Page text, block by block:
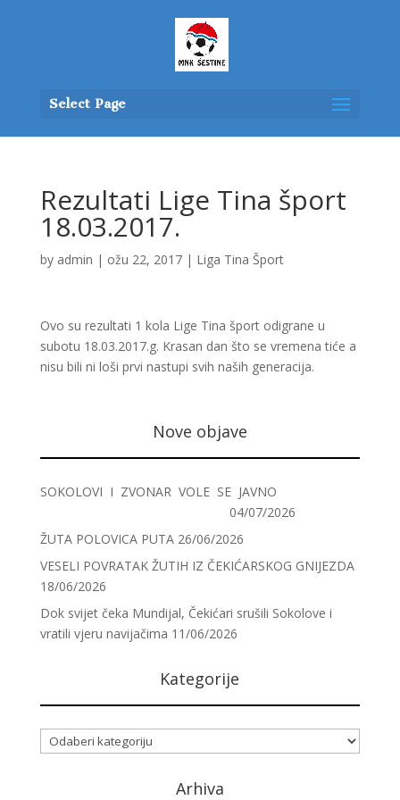
Select Page
Rezultati Lige Tina šport
18.03.2017.
by admin | ožu 22, 2017| Liga Tina Šport
Ovo su rezultati 1 kola Lige Tina šport odigrane u
subotu 18.03.2017.g. Krasan dan što se vremena tiće a
nisu bili ni loši prvi nastupi svih naših generacija.
Nove objave
SOKOLOVI I ZVONAR VOLE SE JAVNO
04/07/2026
ŽUTA POLOVICA PUTA 26/06/2026
VESELI POVRATAK ŽUTIH IZ ČEKIĆARSKOG GNIJEZDA
18/06/2026
Dok svijet čeka Mundijal, Čekićari srušili Sokolove i
vratili vjeru navijačima 11/06/2026
Kategorije
Kategorije
Arhiva